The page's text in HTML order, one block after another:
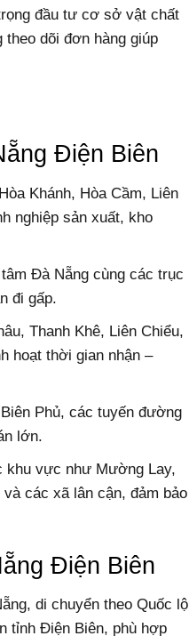
đầu tư cơ sở vật chất
dõi đơn hàng giúp
Điện Biên
Khánh, Hòa Cầm, Liên
nghiệp sản xuất, kho
Đà Nẵng cùng các trục
đi gấp.
Thanh Khê, Liên Chiểu,
hoạt thời gian nhận –
Phủ, các tuyến đường
lớn.
khu vực như Mường Lay,
các xã lân cận, đảm bảo
Điện Biên
di chuyển theo Quốc lộ
tỉnh Điện Biên, phù hợp